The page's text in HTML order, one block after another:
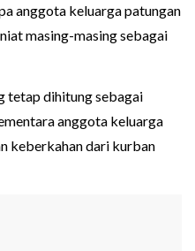
anggota keluarga patungan
masing-masing sebagai
tetap dihitung sebagai
anggota keluarga
keberkahan dari kurban